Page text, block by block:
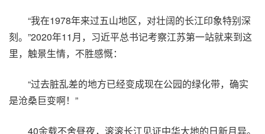
“我在1978年来过五山地区，对壮阔的长江印象特别深
刻。”2020年11月，习近平总书记考察江苏第一站就来到这
里，触景生情，不胜感慨：
“过去脏乱差的地方已经变成现在公园的绿化带，确实
是沧桑巨变啊！”
40余载不舍昼夜，滚滚长江见证中华大地的日新月异。